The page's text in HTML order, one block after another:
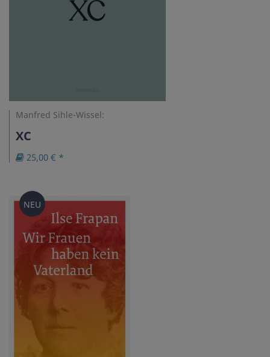
Manfred Sihle-Wissel:
XC
25,00 € *
NEU